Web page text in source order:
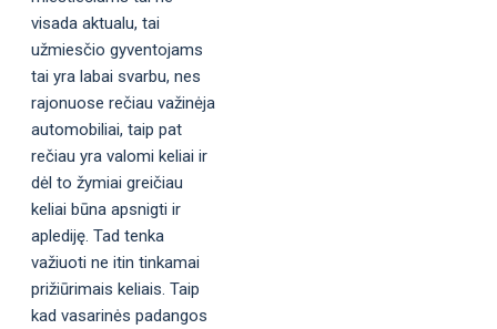
visada aktualu, tai
užmiesčio gyventojams
tai yra labai svarbu, nes
rajonuose rečiau važinėja
automobiliai, taip pat
rečiau yra valomi keliai ir
dėl to žymiai greičiau
keliai būna apsnigti ir
aplediję. Tad tenka
važiuoti ne itin tinkamai
prižiūrimais keliais. Taip
kad vasarinės padangos